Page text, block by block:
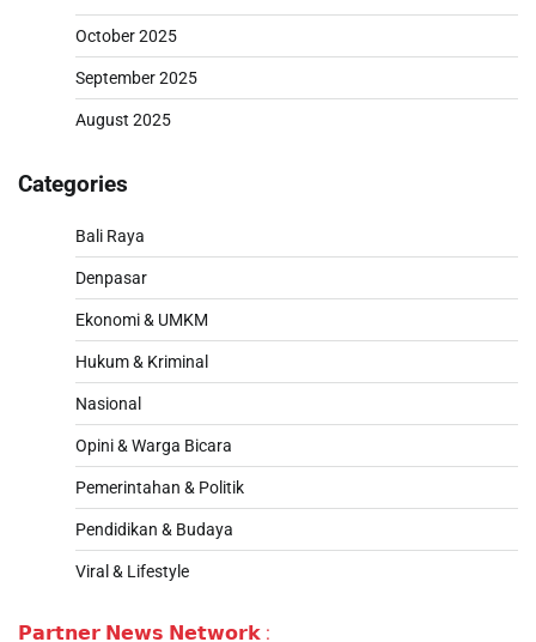
October 2025
September 2025
August 2025
Categories
Bali Raya
Denpasar
Ekonomi & UMKM
Hukum & Kriminal
Nasional
Opini & Warga Bicara
Pemerintahan & Politik
Pendidikan & Budaya
Viral & Lifestyle
𝗣𝗮𝗿𝘁𝗻𝗲𝗿 𝗡𝗲𝘄𝘀 𝗡𝗲𝘁𝘄𝗼𝗿𝗸 :